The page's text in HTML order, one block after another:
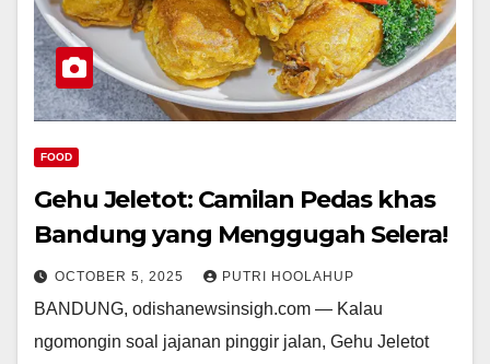
FOOD
Gehu Jeletot: Camilan Pedas khas
Bandung yang Menggugah Selera!
OCTOBER 5, 2025 PUTRI HOOLAHUP
BANDUNG, odishanewsinsigh.com — Kalau
ngomongin soal jajanan pinggir jalan, Gehu Jeletot